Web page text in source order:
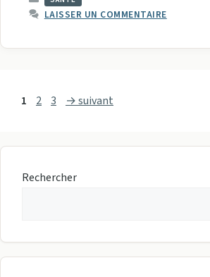
LAISSER UN COMMENTAIRE
Page
1 Page
2 Page
3 →suivant
Rechercher